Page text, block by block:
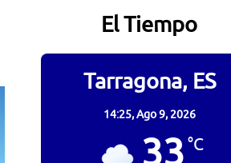
El Tiempo
Tarragona, ES
14:25,Ago 9, 2026
°C